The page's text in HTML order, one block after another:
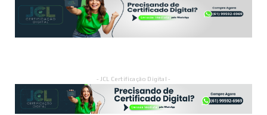
- JCL Certificação Digital -